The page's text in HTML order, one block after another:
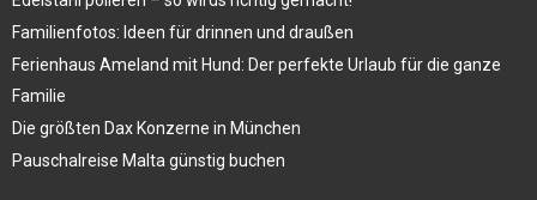
Familienfotos: Ideen für drinnen und draußen
Ferienhaus Ameland mit Hund: Der perfekte Urlaub für die ganze
Familie
Die größten Dax Konzerne in München
Pauschalreise Malta günstig buchen